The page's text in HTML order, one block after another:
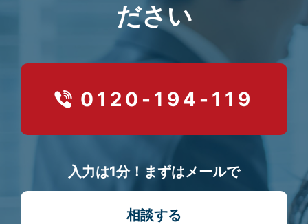
ださい
0120-194-119
入力は1分！まずはメールで
相談する